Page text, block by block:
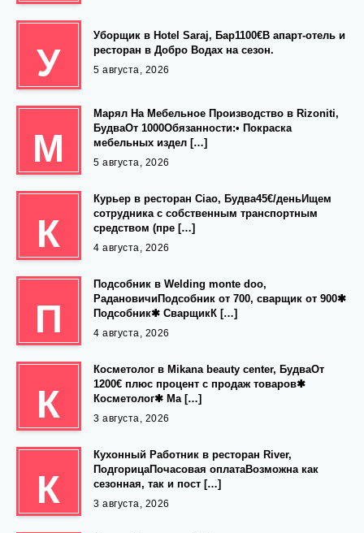
У
Уборщик в Hotel Saraj, Бар1100€В апарт-отель и
ресторан в Добро Водах на сезон.
5 августа, 2026
М
Марял На Мебельное Производство в Rizoniti,
БудваОт 1000Обязанности:• Покраска
мебельных издел […]
5 августа, 2026
К
Курьер в ресторан Ciao, Будва45€/деньИщем
сотрудника с собственным транспортным
средством (пре […]
4 августа, 2026
П
Подсобник в Welding monte doo,
РадановичиПодсобник от 700, сварщик от 900✱
Подсобник✱ СварщикК […]
4 августа, 2026
К
Косметолог в Mikana beauty center, БудваОт
1200€ плюс процент с продаж товаров✱
Косметолог✱ Ма […]
3 августа, 2026
К
Кухонный Работник в ресторан River,
ПодгорицаПочасовая оплатаВозможна как
сезонная, так и пост […]
3 августа, 2026